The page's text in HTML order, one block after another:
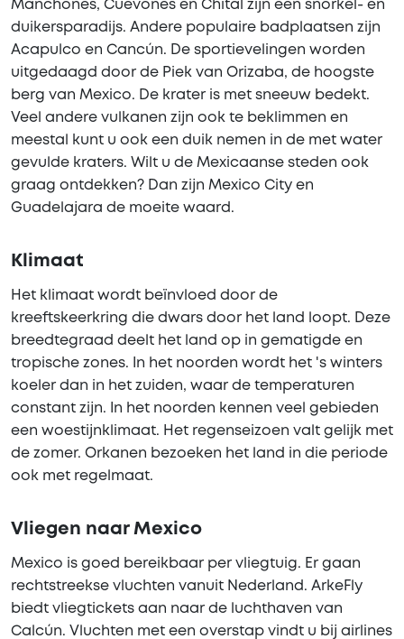
Manchones, Cuevones en Chital zijn een snorkel- en
duikersparadijs. Andere populaire badplaatsen zijn
Acapulco en Cancún. De sportievelingen worden
uitgedaagd door de Piek van Orizaba, de hoogste
berg van Mexico. De krater is met sneeuw bedekt.
Veel andere vulkanen zijn ook te beklimmen en
meestal kunt u ook een duik nemen in de met water
gevulde kraters. Wilt u de Mexicaanse steden ook
graag ontdekken? Dan zijn Mexico City en
Guadelajara de moeite waard.
Klimaat
Het klimaat wordt beïnvloed door de
kreeftskeerkring die dwars door het land loopt. Deze
breedtegraad deelt het land op in gematigde en
tropische zones. In het noorden wordt het 's winters
koeler dan in het zuiden, waar de temperaturen
constant zijn. In het noorden kennen veel gebieden
een woestijnklimaat. Het regenseizoen valt gelijk met
de zomer. Orkanen bezoeken het land in die periode
ook met regelmaat.
Vliegen naar Mexico
Mexico is goed bereikbaar per vliegtuig. Er gaan
rechtstreekse vluchten vanuit Nederland. ArkeFly
biedt vliegtickets aan naar de luchthaven van
Calcún. Vluchten met een overstap vindt u bij airlines